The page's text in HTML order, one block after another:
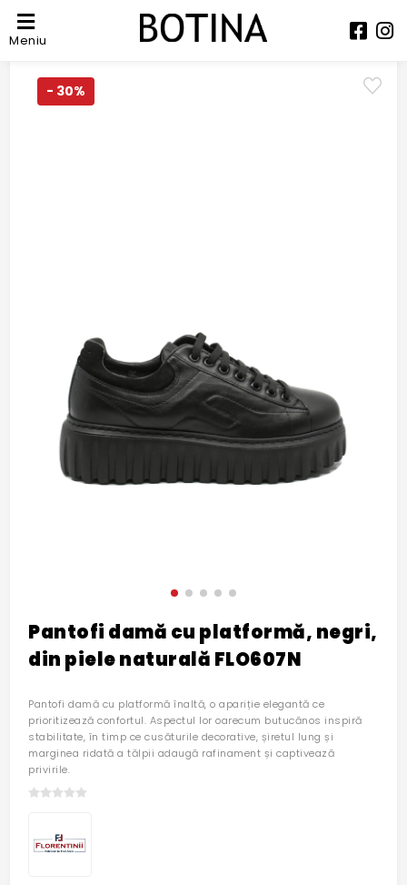
Meniu
- 30%
Pantofi damă cu platformă, negri,
din piele naturală FLO607N
Pantofi damă cu platformă înaltă, o apariție elegantă ce
prioritizează confortul. Aspectul lor oarecum butucănos inspiră
stabilitate, în timp ce cusăturile decorative, șiretul lung și
marginea ridată a tălpii adaugă rafinament și captivează
privirile.